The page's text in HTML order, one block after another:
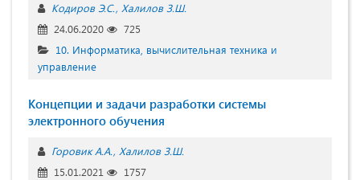
Кодиров Э.С. Халилов З.Ш.
24.06.2020
725
10. Информатика, вычислительная техника и
управление
Концепции и задачи разработки системы
электронного обучения
Горовик А.А. Халилов З.Ш.
15.01.2021
1757